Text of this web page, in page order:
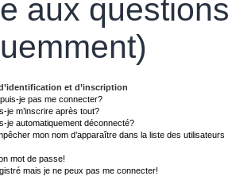
aux
et d’inscription
je pas me connecter?
je m’inscrire après tout?
je automatiquement déconnecté?
mon nom d’apparaître dans la liste des utilisateurs
mot de passe!
mais je ne peux pas me connecter!